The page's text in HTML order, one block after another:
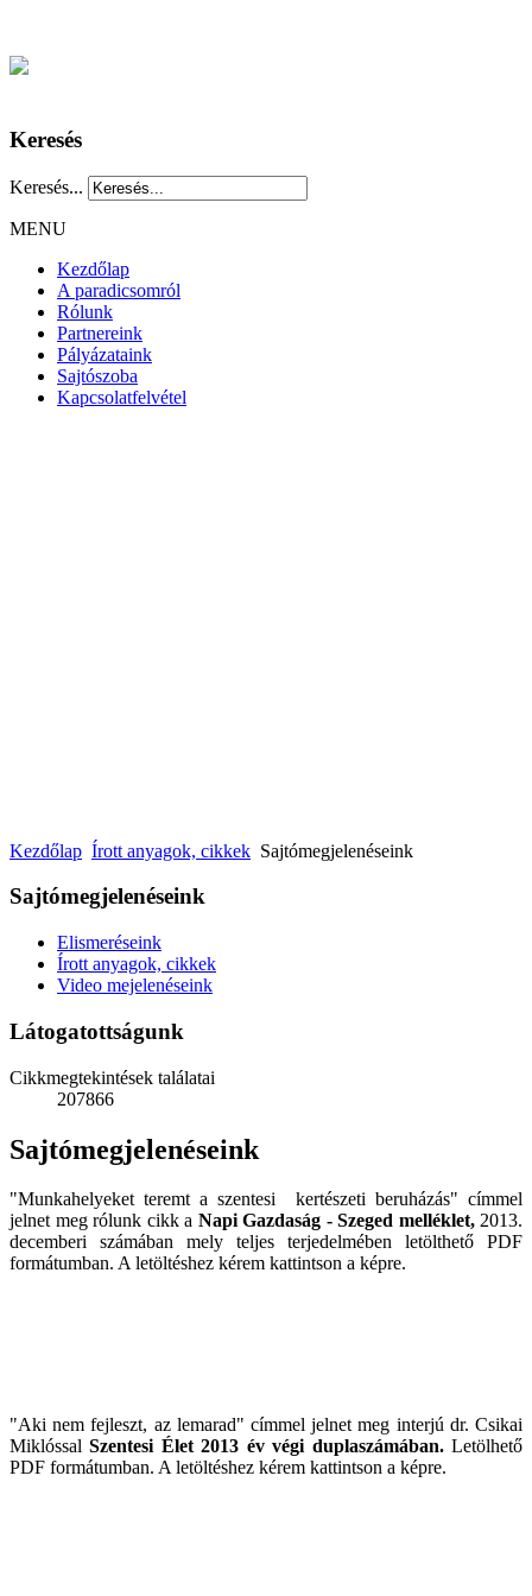
Keresés
Keresés...
MENU
Kezdőlap
A paradicsomról
Rólunk
Partnereink
Pályázataink
Sajtószoba
Kapcsolatfelvétel
Kezdőlap Írott anyagok, cikkek Sajtómegjelenéseink
Sajtómegjelenéseink
Elismeréseink
Írott anyagok, cikkek
Video mejelenéseink
Látogatottságunk
Cikkmegtekintések találatai
207866
Sajtómegjelenéseink
"Munkahelyeket teremt a szentesi kertészeti beruházás" címmel
jelnet meg rólunk cikk a Napi Gazdaság - Szeged melléklet, 2013.
decemberi számában mely teljes terjedelmében letölthető PDF
formátumban. A letöltéshez kérem kattintson a képre.
"Aki nem fejleszt, az lemarad" címmel jelnet meg interjú dr. Csikai
MiklóssalSzentesi Élet 2013 év végi duplaszámában.Letölhető
PDF formátumban. A letöltéshez kérem kattintson a képre.